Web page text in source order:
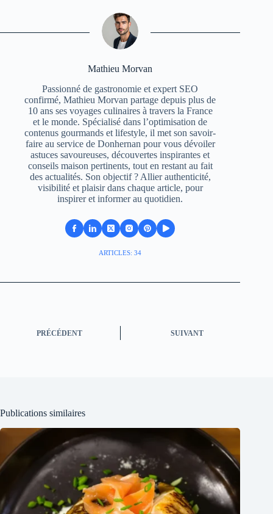
Mathieu Morvan
Passionné de gastronomie et expert SEO
confirmé, Mathieu Morvan partage depuis plus de
10 ans ses voyages culinaires à travers la France
et le monde. Spécialisé dans l’optimisation de
contenus gourmands et lifestyle, il met son savoir-
faire au service de Donhernan pour vous dévoiler
astuces savoureuses, découvertes inspirantes et
conseils maison pertinents, tout en restant au fait
des actualités. Son objectif ? Allier authenticité,
visibilité et plaisir dans chaque article, pour
inspirer et informer au quotidien.
ARTICLES: 34
PRÉCÉDENT SUIVANT
Publications similaires